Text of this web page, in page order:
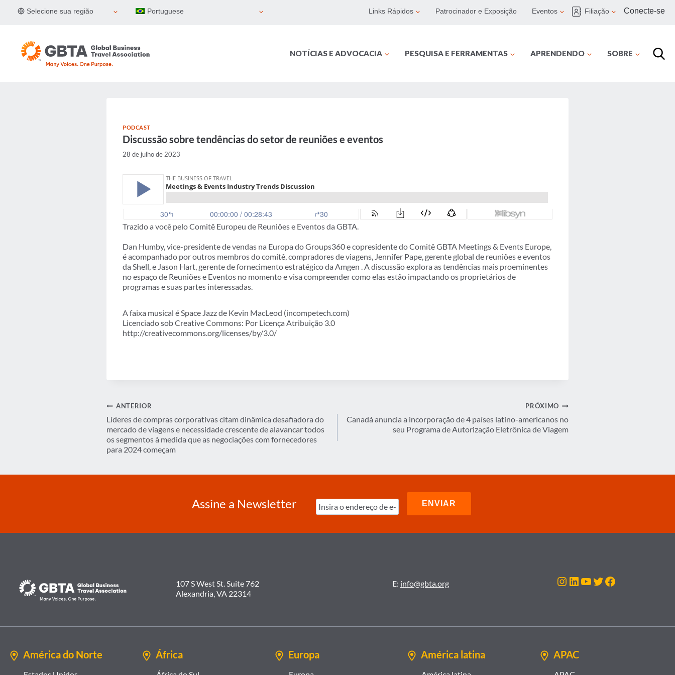
Selecione sua região Portuguese Links Rápidos Patrocinador e Exposição Eventos Filiação Conecte-se
NOTÍCIAS E ADVOCACIA PESQUISA E FERRAMENTAS APRENDENDO SOBRE
PODCAST
Discussão sobre tendências do setor de reuniões e eventos
28 de julho de 2023
Trazido a você pelo Comitê Europeu de Reuniões e Eventos da GBTA.
Dan Humby, vice-presidente de vendas na Europa do Groups360 e copresidente do Comitê GBTA Meetings & Events Europe,
é acompanhado por outros membros do comitê, compradores de viagens, Jennifer Pape, gerente global de reuniões e eventos
da Shell, e Jason Hart, gerente de fornecimento estratégico da Amgen . A discussão explora as tendências mais proeminentes
no espaço de Reuniões e Eventos no momento e visa compreender como elas estão impactando os proprietários de
programas e suas partes interessadas.
A faixa musical é Space Jazz de Kevin MacLeod (incompetech.com)
Licenciado sob Creative Commons: Por Licença Atribuição 3.0
http://creativecommons.org/licenses/by/3.0/
Navegação
de
Post
ANTERIOR
Líderes de compras corporativas citam dinâmica desafiadora do
mercado de viagens e necessidade crescente de alavancar todos
os segmentos à medida que as negociações com fornecedores
para 2024 começam
PRÓXIMO
Canadá anuncia a incorporação de 4 países latino-americanos no
seu Programa de Autorização Eletrônica de Viagem
Assine a Newsletter
107 S West St. Suite 762
Alexandria, VA 22314
E: info@gbta.org Instagram
LinkedIn
Youtube
Twitter
Facebook
América do Norte África Europa América latina APAC